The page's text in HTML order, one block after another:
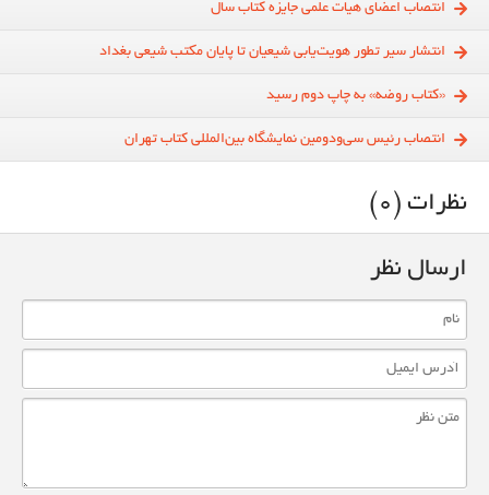
انتصاب اعضای هیات علمی جایزه کتاب‌ سال
انتشار سیر تطور هویت‌یابی شیعیان تا پایان مکتب شیعی بغداد
«کتاب روضه» به چاپ دوم رسید
انتصاب رئیس سی‌و‌دومین نمایشگاه بین‌المللی کتاب تهران
نظرات (0)
ارسال نظر